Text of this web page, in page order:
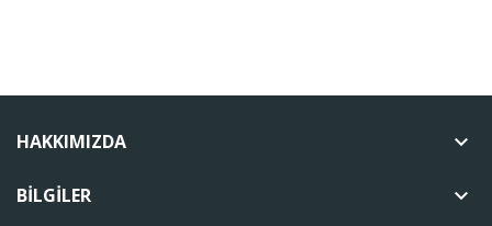
HAKKIMIZDA keyboard_arrow_down
BILGILER keyboard_arrow_down